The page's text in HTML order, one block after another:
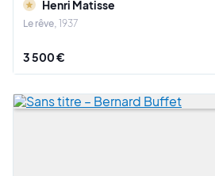
Henri Matisse
Le rêve 1937
3 500 €